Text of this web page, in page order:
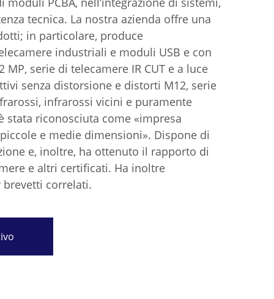
tecnica. La nostra azienda offre una
in particolare, produce
industriali e moduli USB e con
MP, serie di telecamere IR CUT e a luce
senza distorsione e distorti M12, serie
infrarossi vicini e puramente
stata riconosciuta come «impresa
e medie dimensioni». Dispone di
e, inoltre, ha ottenuto il rapporto di
e altri certificati. Ha inoltre
correlati.